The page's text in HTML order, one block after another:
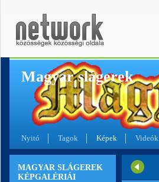
Magyar slágerek
Nyitó Tagok Képek Videók
MAGYAR SLÁGEREK
KÉPGALÉRIÁI